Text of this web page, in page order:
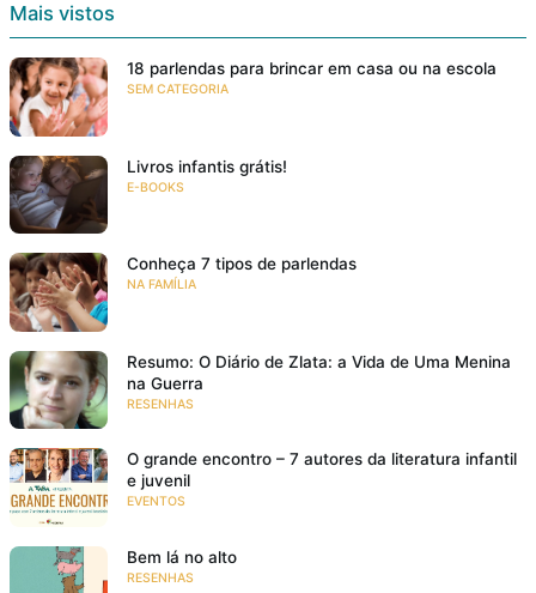
Mais vistos
18 parlendas para brincar em casa ou na escola
SEM CATEGORIA
Livros infantis grátis!
E-BOOKS
Conheça 7 tipos de parlendas
NA FAMÍLIA
Resumo: O Diário de Zlata: a Vida de Uma Menina
na Guerra
RESENHAS
O grande encontro – 7 autores da literatura infantil
e juvenil
EVENTOS
Bem lá no alto
RESENHAS